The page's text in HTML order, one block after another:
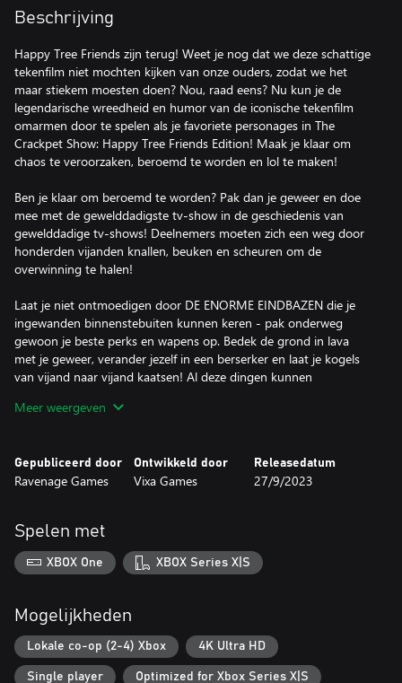
Beschrijving
Happy Tree Friends zijn terug! Weet je nog dat we deze schattige
tekenfilm niet mochten kijken van onze ouders, zodat we het
maar stiekem moesten doen? Nou, raad eens? Nu kun je de
legendarische wreedheid en humor van de iconische tekenfilm
omarmen door te spelen als je favoriete personages in The
Crackpet Show: Happy Tree Friends Edition! Maak je klaar om
chaos te veroorzaken, beroemd te worden en lol te maken!
Ben je klaar om beroemd te worden? Pak dan je geweer en doe
mee met de gewelddadigste tv-show in de geschiedenis van
gewelddadige tv-shows! Deelnemers moeten zich een weg door
honderden vijanden knallen, beuken en scheuren om de
overwinning te halen!
Laat je niet ontmoedigen door DE ENORME EINDBAZEN die je
ingewanden binnenstebuiten kunnen keren - pak onderweg
gewoon je beste perks en wapens op. Bedek de grond in lava
met je geweer, verander jezelf in een berserker en laat je kogels
van vijand naar vijand kaatsen! Al deze dingen kunnen
razende oorlogsmachine veranderen.
railkanon gebruikt. Maar wat maakt het uit als je doodgaat?
Zolang het publiek maar dol is op JOU! In tegenstelling tot het
ontvangt.
Gebruik je nieuwe roem om alle items en perks te upgraden en
nog meer schade aan te richten wanneer je er weer op uit gaat.
show wordt willekeurig bepaald, zodat je nooit twee keer dezelfde
ervaring achter elkaar beleeft.
En als je helemaal klaar bent met showbusiness, kun je je
vrienden uitnodigen voor de coöp-modus met maximaal vier
Meer weergeven
Gepubliceerd door
Ravenage Games
Ontwikkeld door
Vixa Games
Releasedatum
27/9/2023
Spelen met
XBOX One XBOX Series X|S
Mogelijkheden
Lokale co-op (2-4) Xbox 4K Ultra HD
Single player Optimized for Xbox Series X|S